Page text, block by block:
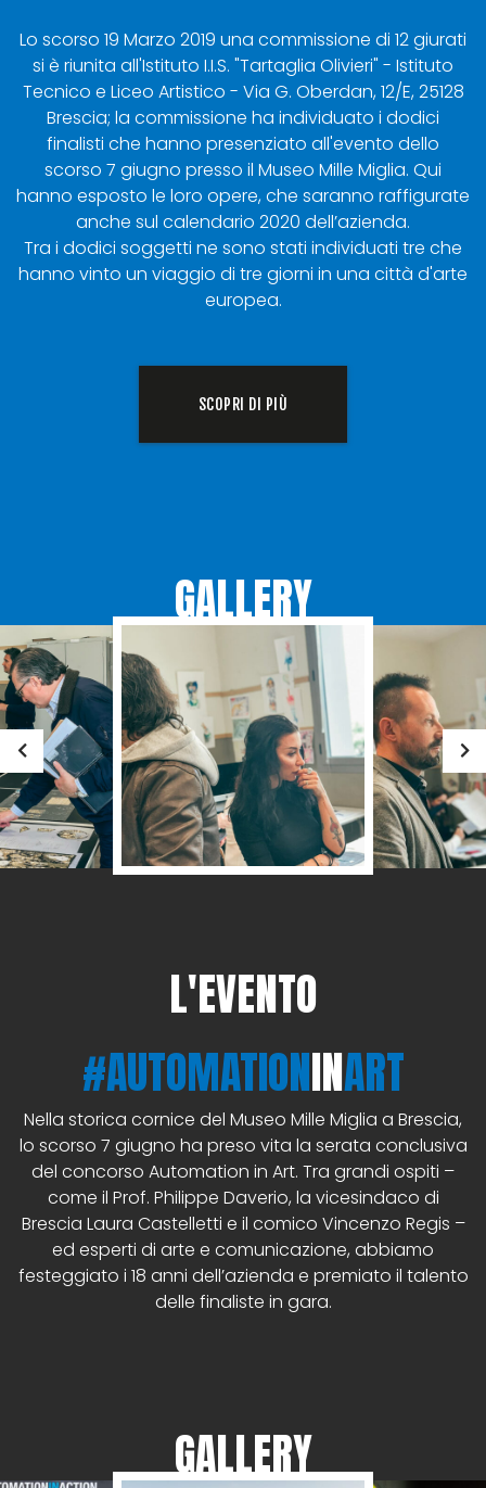
Lo scorso 19 Marzo 2019 una commissione di 12 giurati
si è riunita all'Istituto I.I.S. "Tartaglia Olivieri" - Istituto
Tecnico e Liceo Artistico - Via G. Oberdan, 12/E, 25128
Brescia; la commissione ha individuato i dodici
finalisti che hanno presenziato all'evento dello
scorso 7 giugno presso il Museo Mille Miglia. Qui
hanno esposto le loro opere, che saranno raffigurate
anche sul calendario 2020 dell’azienda.
Tra i dodici soggetti ne sono stati individuati tre che
hanno vinto un viaggio di tre giorni in una città d'arte
europea.
SCOPRI DI PIÙ
GALLERY
L'EVENTO
#AUTOMATIONINART
Nella storica cornice del Museo Mille Miglia a Brescia,
lo scorso 7 giugno ha preso vita la serata conclusiva
del concorso Automation in Art. Tra grandi ospiti –
come il Prof. Philippe Daverio, la vicesindaco di
Brescia Laura Castelletti e il comico Vincenzo Regis –
ed esperti di arte e comunicazione, abbiamo
festeggiato i 18 anni dell’azienda e premiato il talento
delle finaliste in gara.
GALLERY